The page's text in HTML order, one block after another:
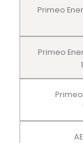
Primeo
Primeo